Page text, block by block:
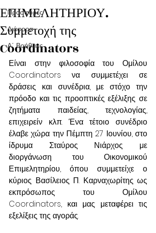
Προσφορές
Διάφορα
Α΄ Βοήθειες
ΕΠΙΜΕΛΗΤΗΡΙΟΥ.
Συμμετοχή της
Coordinators
Είναι στην φιλοσοφία του Ομίλου
Coordinators να συμμετέχει σε
δράσεις και συνέδρια, με στόχο την
πρόοδο και τις προοπτικές εξέλιξης σε
ζητήματα παιδείας, τεχνολογίας,
επιχειρείν κλπ. Ένα τέτοιο συνέδριο
έλαβε χώρα την Πέμπτη 27 Ιουνίου, στο
ίδρυμα Σταύρος Νιάρχος με
διοργάνωση του Οικονομικού
Επιμελητηρίου, όπου συμμετείχε ο
κύριος Βασίλειος Π. Καρναχωρίτης ως
εκπρόσωπος του Ομίλου
Coordinators, και μας μεταφέρει τις
εξελίξεις της αγοράς.